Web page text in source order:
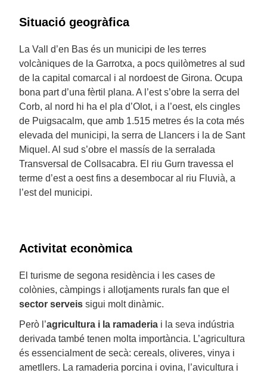
Situació geogràfica
La Vall d’en Bas és un municipi de les terres
volcàniques de la Garrotxa, a pocs quilòmetres al sud
de la capital comarcal i al nordoest de Girona. Ocupa
bona part d’una fèrtil plana. A l’est s’obre la serra del
Corb, al nord hi ha el pla d’Olot, i a l’oest, els cingles
de Puigsacalm, que amb 1.515 metres és la cota més
elevada del municipi, la serra de Llancers i la de Sant
Miquel. Al sud s’obre el massís de la serralada
Transversal de Collsacabra. El riu Gurn travessa el
terme d’est a oest fins a desembocar al riu Fluvià, a
l’est del municipi.
Activitat econòmica
El turisme de segona residència i les cases de
colònies, càmpings i allotjaments rurals fan que el
sector serveis sigui molt dinàmic.
Però l’agricultura i la ramaderia i la seva indústria
derivada també tenen molta importància. L’agricultura
és essencialment de secà: cereals, oliveres, vinya i
ametllers. La ramaderia porcina i ovina, l’avicultura i